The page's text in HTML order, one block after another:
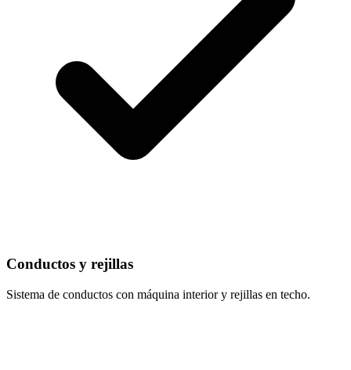
Conductos y rejillas
Sistema de conductos con máquina interior y rejillas en techo.